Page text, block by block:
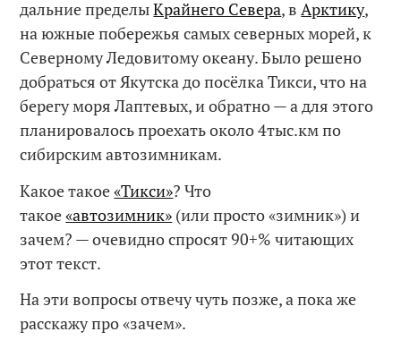
дальние пределыКрайнего Севера, вАрктику,
на южные побережья самых северных морей, к
Северному Ледовитому океану. Было решено
добраться от Якутска до посёлка Тикси, что на
берегу моря Лаптевых, и обратно — а для этого
планировалось проехать около 4тыс.км по
сибирским автозимникам.
Какое такое«Тикси»? Что
такое«автозимник» (или просто «зимник») и
зачем? — очевидно спросят 90+% читающих
этот текст.
На эти вопросы отвечу чуть позже, а пока же
расскажу про «зачем».